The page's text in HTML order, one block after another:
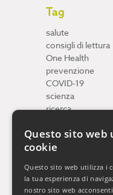
Tag
salute
consigli di lettura
One Health
prevenzione
COVID-19
scienza
ricerca
ambiente
cervello
Questo sito web
cookie
Questo sito web utilizza i
la tua esperienza di
nostro sito web